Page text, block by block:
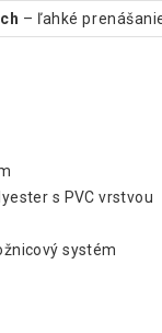
– ľahké
s PVC vrstvou
systém